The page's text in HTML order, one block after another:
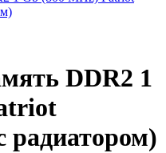
DDR2 1
радиатором)